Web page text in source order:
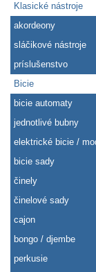
Klasické nástroje
akordeony
sláčikové nástroje
príslušenstvo
Bicie
bicie automaty
jednotlivé bubny
elektrické bicie /
bicie sady
činely
činelové sady
cajon
bongo / djembe
perkusie